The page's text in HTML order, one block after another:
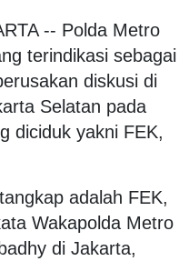
-- Polda Metro
terindikasi sebagai
diskusi di
Selatan pada
diciduk yakni FEK,
adalah FEK,
Wakapolda Metro
di Jakarta,